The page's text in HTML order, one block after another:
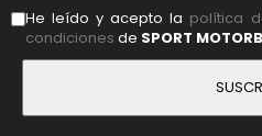
He leído y acepto la política
condiciones de SPORT